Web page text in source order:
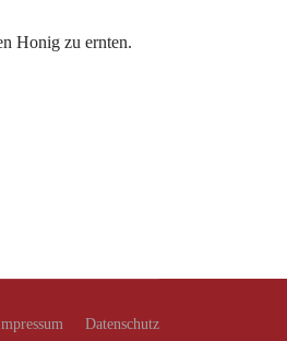
Honig zu ernten.
Datenschutz